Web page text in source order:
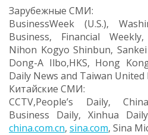
Зарубежные СМИ:
BusinessWeek (U.S.),
Business, Financial
Nihon Kogyo Shinbun,
Dong-A Ilbo,HKS, Hong
Daily News and Taiwan United
Китайские СМИ:
CCTV,People’s Daily,
Business Daily, Xinhua
china.com.cn, sina.com, Sina